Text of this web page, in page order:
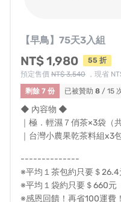
【DR.S KAMPO御醫本
標，團隊會盡力讓產品及
● 集資計畫有眾多變數
個執行環節，但如遇不
物料短缺、工廠延宕、
出貨延遲。贊助此計畫
定會發生），若無法接受
間」登入帳號，於右上
到『修改/查看紀錄』，
助並退款」按鈕來取消
的原付款方式退還您所
交易手續費）。感謝大
【早鳥】75天3入組
NT$ 1,980
55 折
預定售價 NT$ 3,540 ，現省
剩餘 7 份
已被贊助 8 / 15
◆ 內容物 ◆
｜極．輕濕７俏茶×3袋（
｜台灣小農果乾茶料組x3
--------------
※平均１茶包約只要＄26.4
※平均１袋約只要＄660元
※感恩回饋！再省100運費！